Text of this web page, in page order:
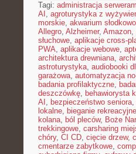
Tagi: administracja
AI , agroturystyka z
morskie, akwarium
Allegro, Alzheimer, Amazon,
słuchowe, aplikacje cross-
PWA, aplikacje webowe,
architektura drewniana,
astroturystyka, audiobooki
garażowa, automatyzacja
badania profilaktyczne,
deszczówkę, behawiorysta
AI , bezpieczeństwo seniora,
lokalne, bieganie rekreacyjne
kolana, ból pleców, Boże
trekkingowe, carsharing
chóry, CI CD, cięcie drzew,
cmentarze zabytkowe,